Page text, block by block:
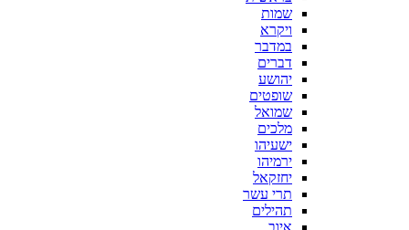
שמות
ויקרא
במדבר
דברים
יהושע
שופטים
שמואל
מלכים
ישעיהו
ירמיהו
יחזקאל
תרי עשר
תהילים
איוב